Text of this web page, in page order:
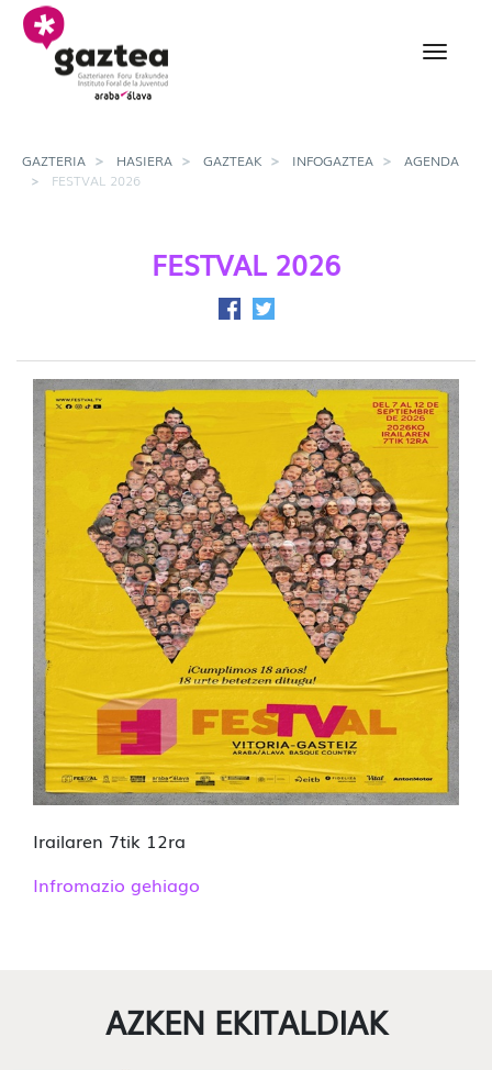
Eduki nagusira joan
FestVal 2026 - gazteria
GAZTERIA HASIERA GAZTEAK INFOGAZTEA
AGENDA
FESTVAL 2026
FESTVAL 2026
Facebook-en partekatu
Twitter-en partekatu
Irailaren 7tik 12ra
Infromazio gehiago
AZKEN EKITALDIAK